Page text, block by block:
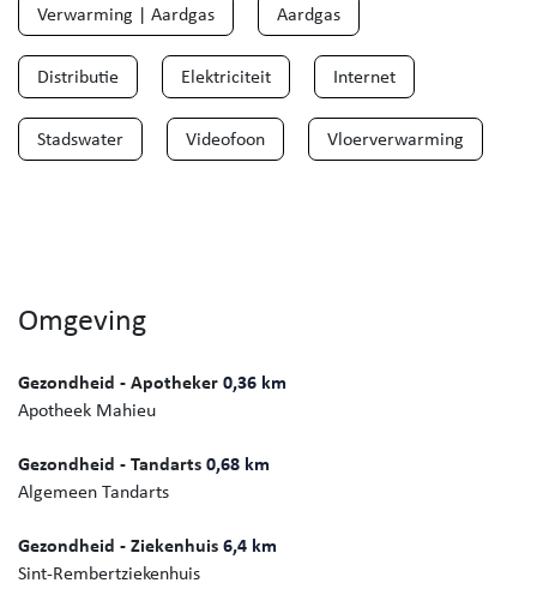
Verwarming | Aardgas Aardgas
Distributie Elektriciteit Internet
Stadswater Videofoon Vloerverwarming
Omgeving
Gezondheid - Apotheker0,36 km
Apotheek Mahieu
Gezondheid - Tandarts0,68 km
Algemeen Tandarts
Gezondheid - Ziekenhuis6,4 km
Sint-Rembertziekenhuis